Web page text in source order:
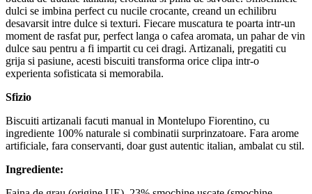
dulci se imbina perfect cu nucile crocante, creand un echilibru
desavarsit intre dulce si texturi. Fiecare muscatura te poarta intr-un
moment de rasfat pur, perfect langa o cafea aromata, un pahar de vin
dulce sau pentru a fi impartit cu cei dragi. Artizanali, pregatiti cu
grija si pasiune, acesti biscuiti transforma orice clipa intr-o
experienta sofisticata si memorabila.
Sfizio
Biscuiti artizanali facuti manual in Montelupo Fiorentino, cu
ingrediente 100% naturale si combinatii surprinzatoare. Fara arome
artificiale, fara conservanti, doar gust autentic italian, ambalat cu stil.
Ingrediente: